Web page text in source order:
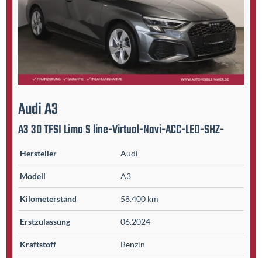
AudiA3
A3 30 TFSI Limo S line-Virtual-Navi-ACC-LED-SHZ-
Hersteller Audi
Modell A3
Kilometer­stand 58.400 km
Erst­zulassung 06.2024
Kraftstoff Benzin